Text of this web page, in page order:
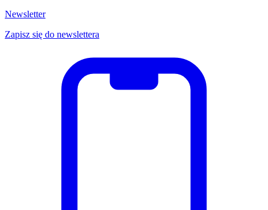
Newsletter
Zapisz się do newslettera